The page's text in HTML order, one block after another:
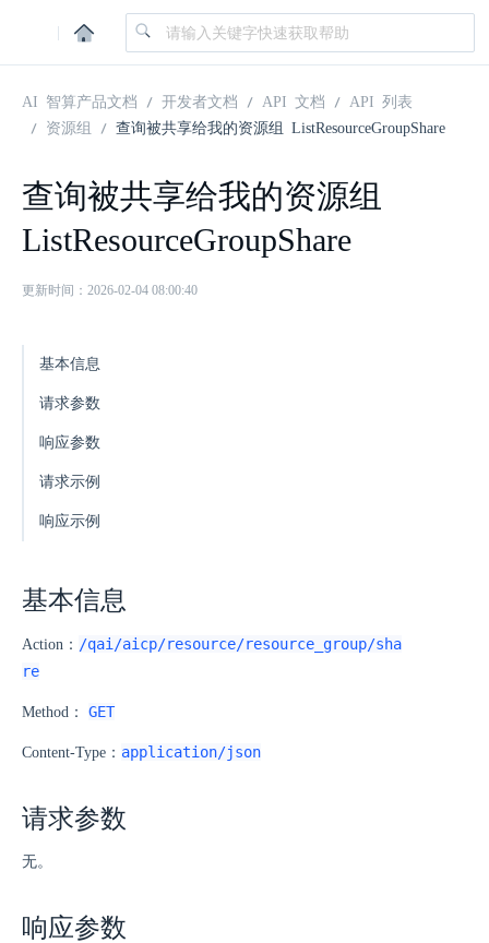
|
AI 智算产品文档 开发者文档 API 文档
API 列表
资源组
查询被共享给我的资源组 ListResourceGroupShare
查询被共享给我的资源组
ListResourceGroupShare
更新时间：2026-02-04 08:00:40
基本信息
请求参数
响应参数
请求示例
响应示例
基本信息
Action： /qai/aicp/resource/resource_group/sha
re
Method： GET
Content-Type： application/json
请求参数
无。
响应参数